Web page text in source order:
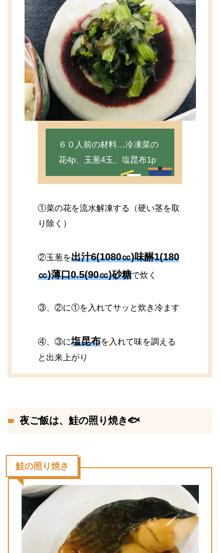
６０人前の材料…冷凍菜の
花4p、玉葱4玉、塩昆布1p
①菜の花を流水解凍する（硬い茎を取
り除く）
②玉葱を出汁6(1080㏄)味醂1(180
㏄)薄口0.5(90㏄)砂糖で炊く
③、②に①を入れてサッと炊き冷ます
④、③に塩昆布を入れて味を調える
と出来上がり
夜ご飯は、鮭の照り焼き🐟
鮭の照り焼き